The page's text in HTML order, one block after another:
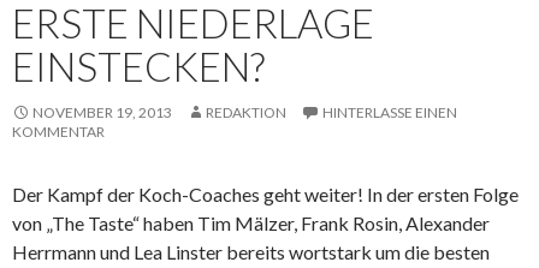
ERSTE NIEDERLAGE
EINSTECKEN?
NOVEMBER 19, 2013 REDAKTION
HINTERLASSE EINEN
KOMMENTAR
Der Kampf der Koch-Coaches geht weiter! In der ersten Folge
von „The Taste“ haben Tim Mälzer, Frank Rosin, Alexander
Herrmann und Lea Linster bereits wortstark um die besten